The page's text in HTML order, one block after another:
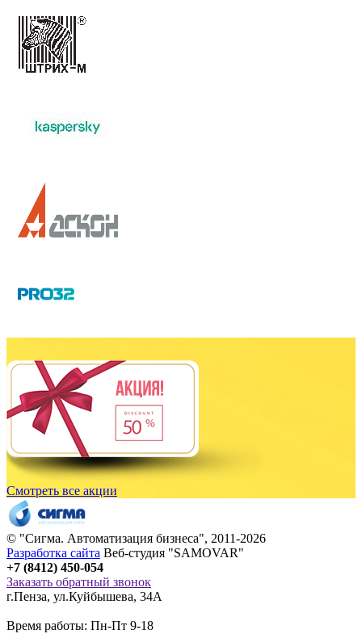
Смотреть все акции
© "Сигма. Автоматизация бизнеса", 2011-2026
Разработка сайта Веб-студия "SAMOVAR"
+7 (8412) 450-054
Заказать обратный звонок
г.Пенза, ул.Куйбышева, 34А
Время работы: Пн-Пт 9-18